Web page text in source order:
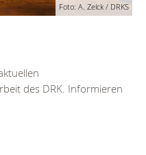
Foto: A. Zelck / DRKS
des DRK. Informieren